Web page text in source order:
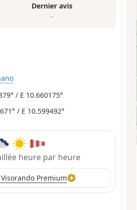
Dernier avis
–
/ E 10.660175°
/ E 10.599492°
heure par heure
Premium